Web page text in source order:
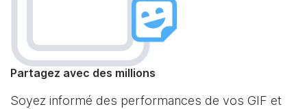
Partagez avec des millions
Soyez informé des performances de vos GIF et